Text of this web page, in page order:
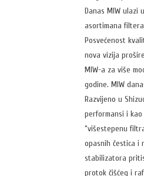
Danas MIW ulazi
asortimana
Posvećenost
nova vizija
MIW-a za više
godine. MIW
Razvijeno u
performansi i
“višestepenu
opasnih čestica i
stabilizatora
protok čišćeg i